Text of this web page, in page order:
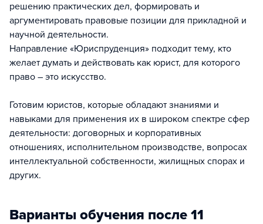
решению практических дел, формировать и
аргументировать правовые позиции для прикладной и
научной деятельности.
Направление «Юриспруденция» подходит тему, кто
желает думать и действовать как юрист, для которого
право – это искусство.
Готовим юристов, которые обладают знаниями и
навыками для применения их в широком спектре сфер
деятельности: договорных и корпоративных
отношениях, исполнительном производстве, вопросах
интеллектуальной собственности, жилищных спорах и
других.
Варианты обучения после 11